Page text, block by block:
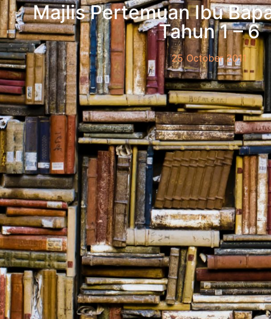
Majlis Pertemuan Ibu
Tahun 1 – 6
25 October 2011